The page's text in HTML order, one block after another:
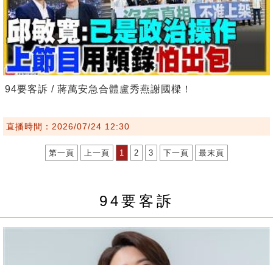
94要客訴 / 蔣萬安急合體盧秀燕謝國樑！
直播時間：2026/07/24 12:30
第一頁 上一頁 1 2 3 下一頁 最末頁
94要客訴